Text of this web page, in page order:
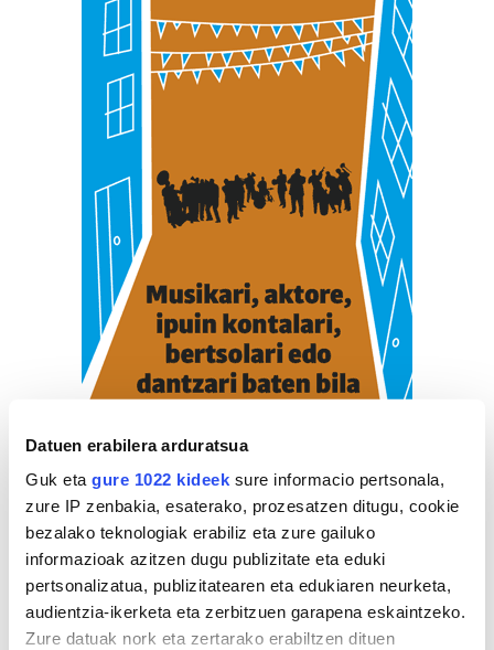
Datuen erabilera arduratsua
Guk eta gure 1022 kideek sure informacio pertsonala,
zure IP zenbakia, esaterako, prozesatzen ditugu, cookie
bezalako teknologiak erabiliz eta zure gailuko
informazioak azitzen dugu publizitate eta eduki
pertsonalizatua, publizitatearen eta edukiaren neurketa,
audientzia-ikerketa eta zerbitzuen garapena eskaintzeko.
Zure datuak nork eta zertarako erabiltzen dituen
ZERBITZU GIDA